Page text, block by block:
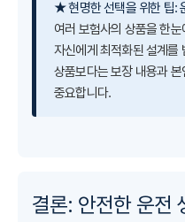
★ 현명한 선택을 위한 팁:
여러 보험사의 상품을 한
자신에게 최적화된 설계를
상품보다는 보장 내용과 본
중요합니다.
결론: 안전한 운전